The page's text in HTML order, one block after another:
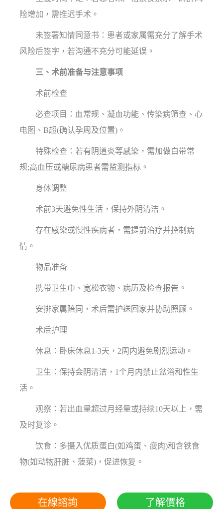
险增加，需推迟手术。
未签署知情同意书：患者或家属需充分了解手术
风险后签字，若沟通不充分可能延误。
三、术前准备与注意事项
术前检查
必查项目：血常规、凝血功能、传染病筛查、心
电图、B超(确认孕周及位置)。
特殊检查：若有阴道炎等感染，需加做白带常
规;高血压或糖尿病患者需监测指标。
身体调整
术前3天避免性生活，保持外阴清洁。
存在感染或慢性疾病者，需提前治疗并控制病
情。
物品准备
携带卫生巾、宽松衣物、病历及检查报告。
安排家属陪同，术后需护送回家并协助照顾。
术后护理
休息：卧床休息1-3天，2周内避免剧烈运动。
卫生：保持会阴清洁，1个月内禁止盆浴和性生
活。
观察：若出血量超过月经量或持续10天以上，需
及时复诊。
饮食：多摄入优质蛋白(如鸡蛋、瘦肉)和含铁食
物(如动物肝脏、菠菜)，促进恢复。
在線諮詢 了解價格